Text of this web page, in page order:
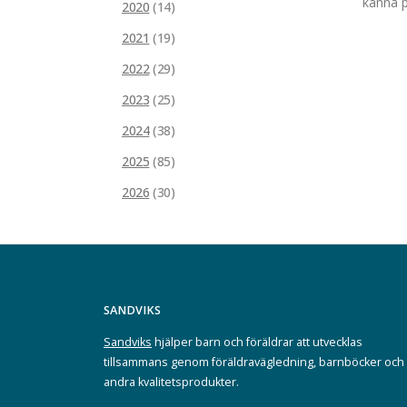
2020 (14)
2021 (19)
2022(29)
2023 (25)
2024(38)
2025 (85)
2026 (30)
SANDVIKS
Sandviks hjälper barn och föräldrar att utvecklas
tillsammans genom föräldravägledning, barnböcker och
andra kvalitetsprodukter.